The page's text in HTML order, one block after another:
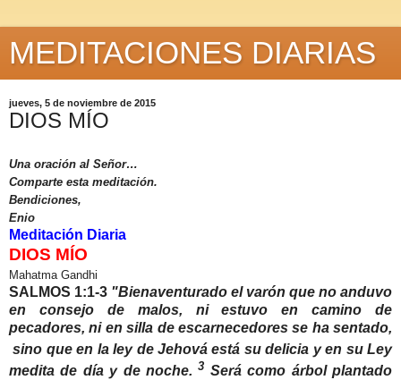
MEDITACIONES DIARIAS
jueves, 5 de noviembre de 2015
DIOS MÍO
Una oración al Señor…
Comparte esta meditación.
Bendiciones,
Enio
Meditación Diaria
DIOS MÍO
Mahatma Gandhi
SALMOS 1:1-3 "Bienaventurado el varón que no anduvo
en consejo de malos, ni estuvo en camino de
pecadores, ni en silla de escarnecedores se ha sentado,
sino que en la ley de Jehová está su delicia y en su Ley
medita de día y de noche.3 Será como árbol plantado